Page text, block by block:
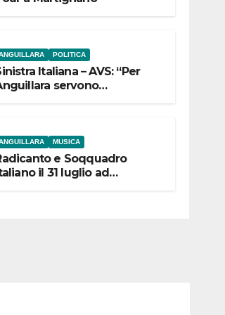
POLITICA
Italiana – AVS: “Per
servono
MUSICA
e Soqquadro
il 31 luglio ad